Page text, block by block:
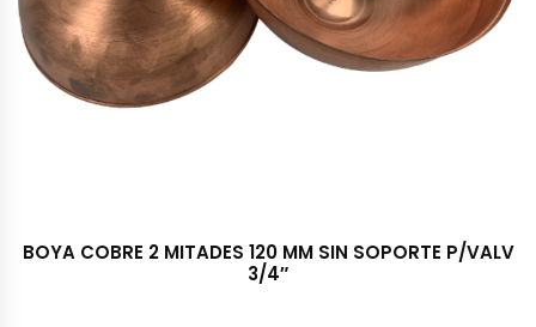
BOYA COBRE 2 MITADES 120 MM SIN SOPORTE P/VALV
3/4″